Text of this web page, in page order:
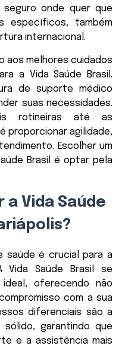
onde quer que
específicos, também
internacional.
aos melhores cuidados
a Vida Saúde Brasil.
de suporte médico
suas necessidades.
rotineiras até as
proporcionar agilidade,
Escolher um
Brasil é optar pela
a Vida Saúde
saúde é crucial para a
Saúde Brasil se
oferecendo não
com a sua
diferenciais são a
sólido, garantindo que
e a assistência mais